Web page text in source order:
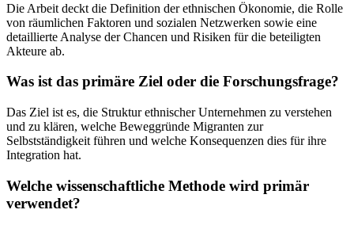
Die Arbeit deckt die Definition der ethnischen Ökonomie, die Rolle
von räumlichen Faktoren und sozialen Netzwerken sowie eine
detaillierte Analyse der Chancen und Risiken für die beteiligten
Akteure ab.
Was ist das primäre Ziel oder die Forschungsfrage?
Das Ziel ist es, die Struktur ethnischer Unternehmen zu verstehen
und zu klären, welche Beweggründe Migranten zur
Selbstständigkeit führen und welche Konsequenzen dies für ihre
Integration hat.
Welche wissenschaftliche Methode wird primär
verwendet?